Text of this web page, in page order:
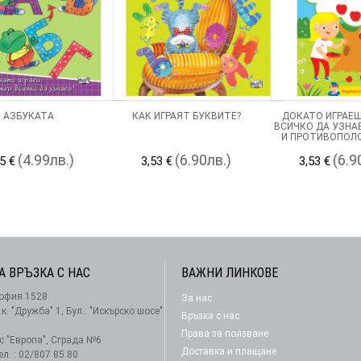
АЗБУКАТА
€ (4.99лв.)
КАК ИГРАЯТ БУКВИТЕ?
3,53 € (6.90лв.)
ДОКАТО
ВСИЧКО ДА
И
3,53 €
АБОНАМЕНТ
ВРЪЗКА С НАС
1528
"Дружба" 1, Бул.: "Искърско шосе"
"Европа", Сграда №6
: 02/807 85 80
ВАЖНИ ЛИНКОВЕ
За нас
Връзка с нас
Права за ползване
Доставка и плащане